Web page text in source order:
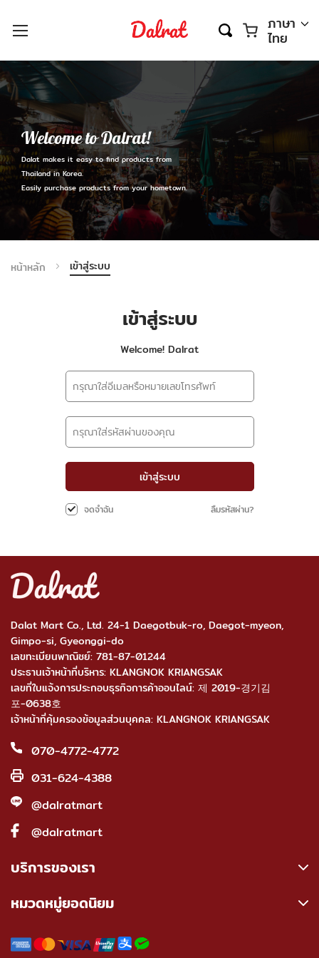
ตะกร้าภาษา
ไทย
Welcome to Dalrat!
Dalat makes it easy to find products from
Thailand in Korea.
Easily purchase products from your hometown.
หน้าหลัก เข้าสู่ระบบ
เข้าสู่ระบบ
Welcome! Dalrat
เข้าสู่ระบบ
จดจำฉัน ลืมรหัสผ่าน?
Dalat Mart Co., Ltd. 24-1 Daegotbuk-ro, Daegot-myeon,
Gimpo-si, Gyeonggi-do
เลขทะเบียนพาณิชย์: 781-87-01244
ประธานเจ้าหน้าที่บริหาร: KLANGNOK KRIANGSAK
เลขที่ใบแจ้งการประกอบธุรกิจการค้าออนไลน์: 제 2019-경기김
포-0638호
เจ้าหน้าที่คุ้มครองข้อมูลส่วนบุคคล: KLANGNOK KRIANGSAK
070-4772-4772
031-624-4388
@dalratmart
@dalratmart
บริการของเรา
หมวดหมู่ยอดนิยม